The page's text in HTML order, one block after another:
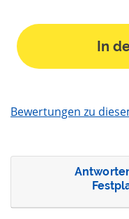
In
Bewertungen zu